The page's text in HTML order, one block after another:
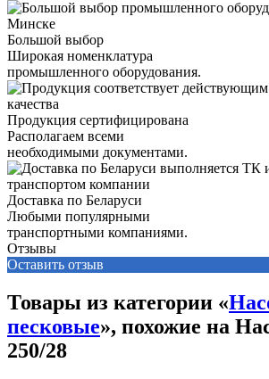
Большой выбор
Широкая номенклатура
промышленного оборудования.
Продукция сертифицирована
Располагаем всеми
необходимыми документами.
Доставка по Беларуси
Любыми популярными
транспортными компаниями.
Отзывы
Оставить отзыв
Товары из категории «
песковые», похожие на
250/28